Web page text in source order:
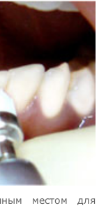
местом для